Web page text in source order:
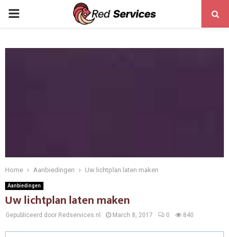
PRIMARY
Home Aanbiedingen Uw lichtplan laten maken
Aanbiedingen
Uw lichtplan laten maken
Gepubliceerd door Redservices.nl March 8, 2017 0 840